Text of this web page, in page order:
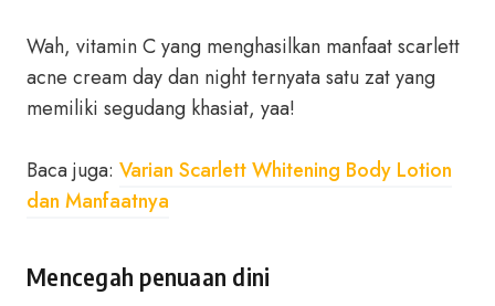
Wah, vitamin C yang menghasilkan manfaat scarlett
acne cream day dan night ternyata satu zat yang
memiliki segudang khasiat, yaa!
Baca juga: Varian Scarlett Whitening Body Lotion
dan Manfaatnya
Mencegah penuaan dini